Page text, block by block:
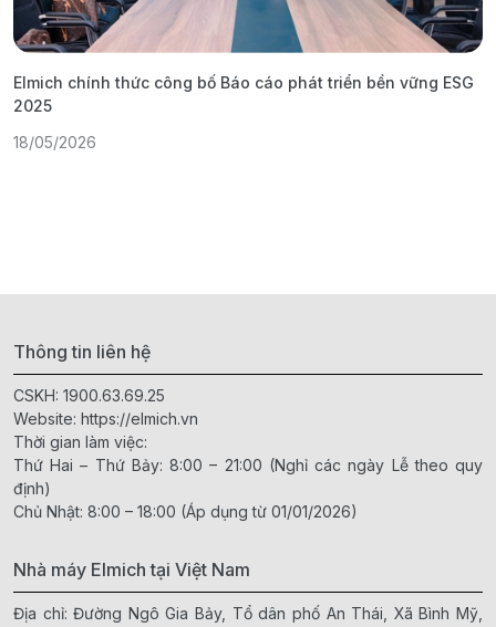
Elmich chính thức công bố Báo cáo phát triển bền vững ESG
2025
18/05/2026
Thông tin liên hệ
CSKH: 1900.63.69.25
Website: https://elmich.vn
Thời gian làm việc:
Thứ Hai – Thứ Bảy: 8:00 – 21:00 (Nghỉ các ngày Lễ theo quy
định)
Chủ Nhật: 8:00 – 18:00 (Áp dụng từ 01/01/2026)
Nhà máy Elmich tại Việt Nam
Địa chỉ: Đường Ngô Gia Bảy, Tổ dân phố An Thái, Xã Bình Mỹ,